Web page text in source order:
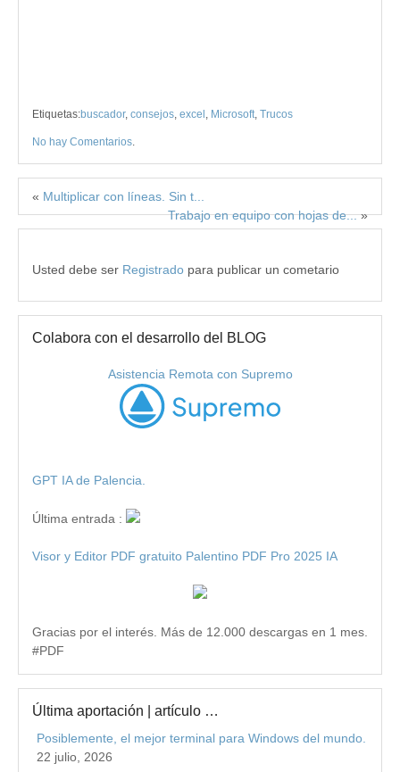
Etiquetas:buscador, consejos, excel , Microsoft, Trucos
No hay Comentarios.
« Multiplicar con líneas. Sin t...
Trabajo en equipo con hojas de...»
Usted debe ser Registrado para publicar un cometario
Colabora con el desarrollo del BLOG
Asistencia Remota con Supremo
GPT IA de Palencia.
Última entrada :
Visor y Editor PDF gratuito Palentino PDF Pro 2025 IA
Gracias por el interés. Más de 12.000 descargas en 1 mes.
#PDF
Última aportación | artículo …
Posiblemente, el mejor terminal para Windows del mundo.
22 julio, 2026